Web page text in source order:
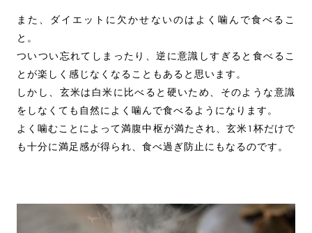
また、ダイエットに欠かせないのはよく噛んで食べるこ
と。
ついつい忘れてしまったり、逆に意識しすぎると食べるこ
とが楽しく感じなくなることもあると思います。
しかし、玄米は白米に比べると硬いため、そのような意識
をしなくても自然によく噛んで食べるようになります。
よく噛むことによって満腹中枢が満たされ、玄米1杯だけで
も十分に満足感が得られ、食べ過ぎ防止にもなるのです。